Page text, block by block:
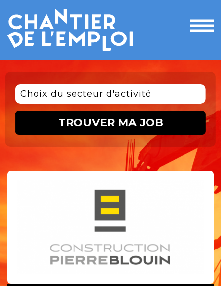
le
Choix du secteur d'activité
TROUVER MA JOB